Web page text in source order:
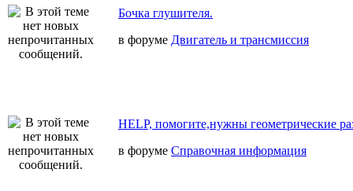
Бочка глушителя.
в форуме Двигатель и трансмиссия
HELP, помогите,нужны геометрические
в форуме Справочная информация